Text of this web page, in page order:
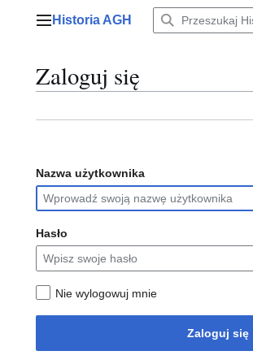
Menu główne
Historia AGH
Zaloguj się
Nazwa użytkownika
Hasło
Nie wylogowuj mnie
Zaloguj się